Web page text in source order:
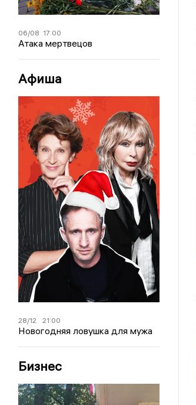
06/08 17:00
Атака мертвецов
Афиша
28/12 21:00
Новогодняя ловушка для мужа
Бизнес